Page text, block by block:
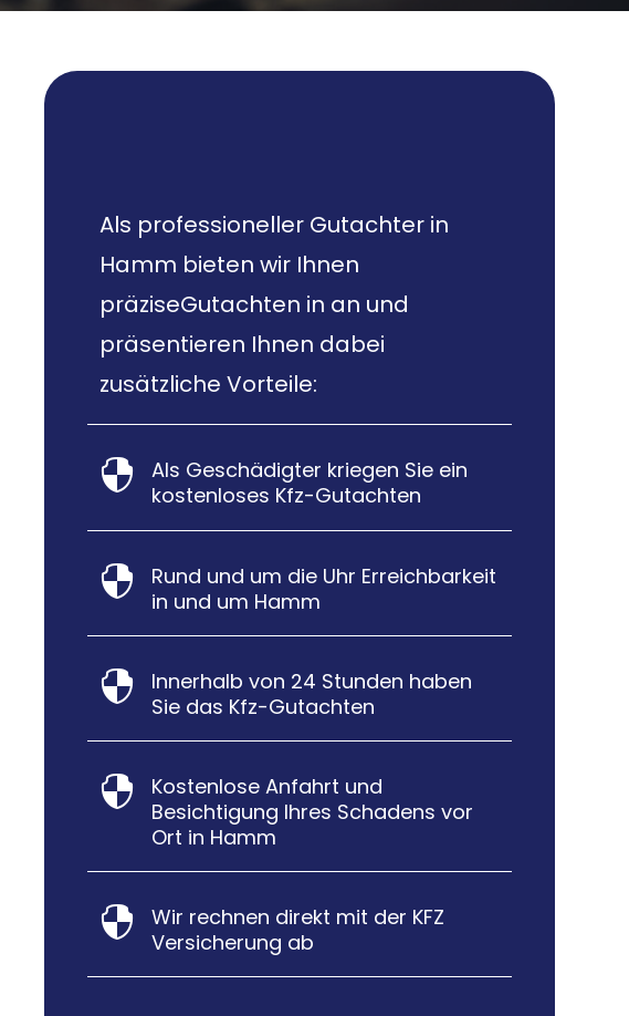
Als professioneller Gutachter in
Hamm bieten wir Ihnen
präziseGutachten in an und
präsentieren Ihnen dabei
zusätzliche Vorteile:

Als Geschädigter kriegen Sie ein
kostenloses Kfz-Gutachten

Rund und um die Uhr Erreichbarkeit
in und um Hamm

Innerhalb von 24 Stunden haben
Sie das Kfz-Gutachten

Kostenlose Anfahrt und
Besichtigung Ihres Schadens vor
Ort in Hamm

Wir rechnen direkt mit der KFZ
Versicherung ab